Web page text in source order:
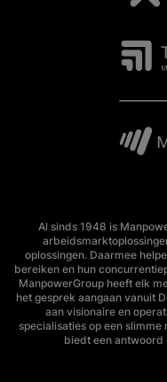
Al sinds 1948 is
oplossingen. Daarmee
bereiken en hun
ManpowerGroup heeft elk
het gesprek aangaan vanuit
aan visionaire en
specialisaties op een
biedt een antwoord